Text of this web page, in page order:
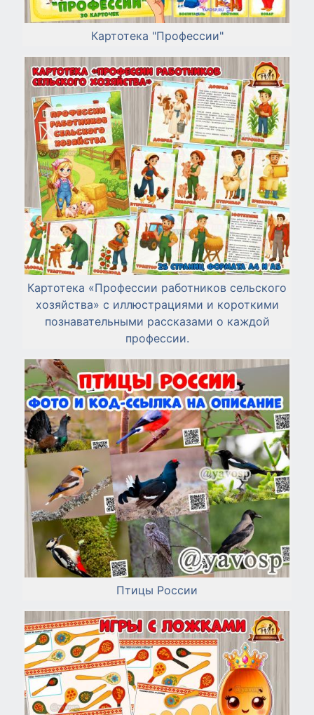
Картотека "Профессии"
Картотека «Профессии работников сельского
хозяйства» с иллюстрациями и короткими
познавательными рассказами о каждой
профессии.
Птицы России